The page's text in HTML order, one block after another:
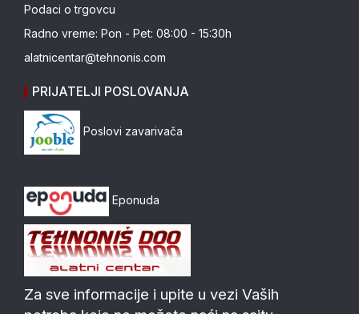
Podaci o trgovcu
Radno vreme: Pon - Pet: 08:00 - 15:30h
alatnicentar@tehnonis.com
PRIJATELJI POSLOVANJA
Poslovi zavarivača
Eponuda
Za sve informacije i upite u vezi Vaših